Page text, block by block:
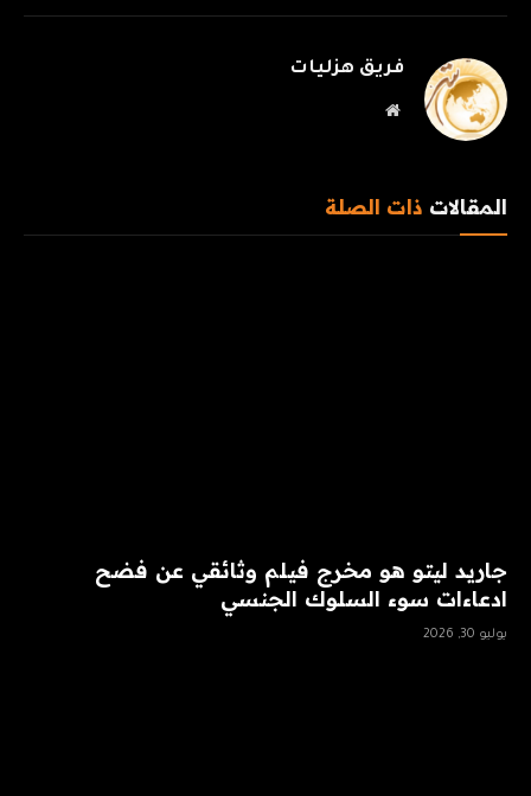
فريق هزليات
موقع
المقالات ذات الصلة
جاريد ليتو هو مخرج فيلم وثائقي عن فضح
ادعاءات سوء السلوك الجنسي
يوليو 30, 2026